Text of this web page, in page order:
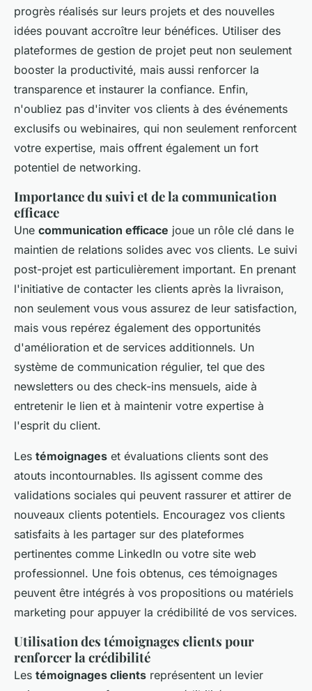
progrès réalisés sur leurs projets et des nouvelles
idées pouvant accroître leur bénéfices. Utiliser des
plateformes de gestion de projet peut non seulement
booster la productivité, mais aussi renforcer la
transparence et instaurer la confiance. Enfin,
n'oubliez pas d'inviter vos clients à des événements
exclusifs ou webinaires, qui non seulement renforcent
votre expertise, mais offrent également un fort
potentiel de networking.
Importance du suivi et de la communication
efficace
Une communication efficace joue un rôle clé dans le
maintien de relations solides avec vos clients. Le suivi
post-projet est particulièrement important. En prenant
l'initiative de contacter les clients après la livraison,
non seulement vous vous assurez de leur satisfaction,
mais vous repérez également des opportunités
d'amélioration et de services additionnels. Un
système de communication régulier, tel que des
newsletters ou des check-ins mensuels, aide à
entretenir le lien et à maintenir votre expertise à
l'esprit du client.
Les témoignages et évaluations clients sont des
atouts incontournables. Ils agissent comme des
validations sociales qui peuvent rassurer et attirer de
nouveaux clients potentiels. Encouragez vos clients
satisfaits à les partager sur des plateformes
pertinentes comme LinkedIn ou votre site web
professionnel. Une fois obtenus, ces témoignages
peuvent être intégrés à vos propositions ou matériels
marketing pour appuyer la crédibilité de vos services.
Utilisation des témoignages clients pour
renforcer la crédibilité
Les témoignages clients représentent un levier